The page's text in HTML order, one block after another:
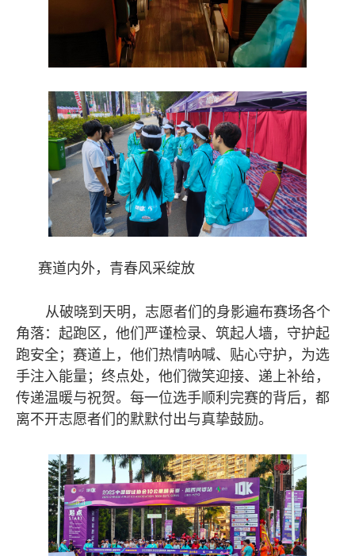
赛道内外，青春风采绽放
从破晓到天明，志愿者们的身影遍布赛场各个
角落：起跑区，他们严谨检录、筑起人墙，守护起
跑安全；赛道上，他们热情呐喊、贴心守护，为选
手注入能量；终点处，他们微笑迎接、递上补给，
传递温暖与祝贺。每一位选手顺利完赛的背后，都
离不开志愿者们的默默付出与真挚鼓励。